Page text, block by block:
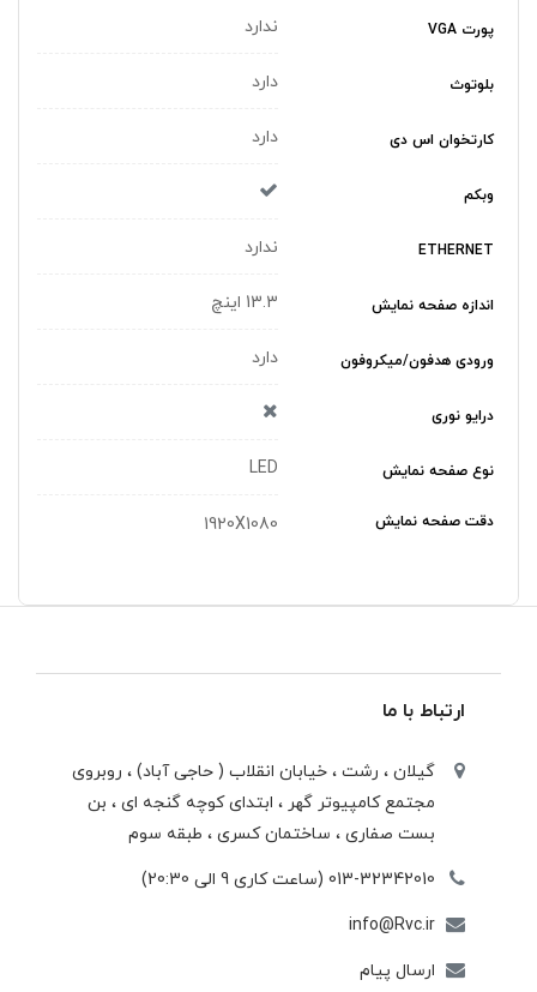
پورت VGA ندارد
بلوتوث دارد
کارتخوان اس دی دارد
وبکم
ETHERNET ندارد
اندازه صفحه نمایش 13.3 اینچ
ورودی هدفون/میکروفون دارد
درایو نوری
نوع صفحه نمایش LED
دقت صفحه نمایش 1920X1080
ارتباط با ما
گیلان ، رشت ، خيابان انقلاب ( حاجی آباد) ، روبروی
مجتمع كامپيوتر گهر ، ابتدای كوچه گنجه ای ، بن
بست صفاری ، ساختمان كسری ، طبقه سوم
013-32342010 (ساعت کاری 9 الی 20:30)
info@Rvc.ir
ارسال پیام